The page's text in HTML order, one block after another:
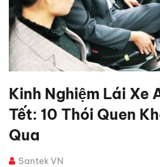
Kinh Nghiệm Lái Xe
Tết: 10 Thói Quen
Qua
Santek VN